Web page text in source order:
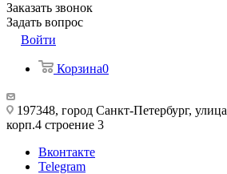
Заказать звонок
Задать вопрос
Войти
Корзина0
197348, город Санкт-Петербург,
корп.4 строение 3
Вконтакте
Telegram